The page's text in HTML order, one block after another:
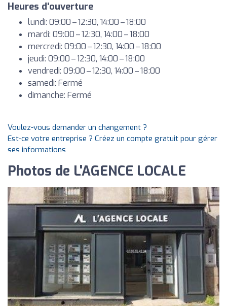
Heures d'ouverture
lundi: 09:00 – 12:30, 14:00 – 18:00
mardi: 09:00 – 12:30, 14:00 – 18:00
mercredi: 09:00 – 12:30, 14:00 – 18:00
jeudi: 09:00 – 12:30, 14:00 – 18:00
vendredi: 09:00 – 12:30, 14:00 – 18:00
samedi: Fermé
dimanche: Fermé
Voulez-vous demander un changement ?
Est-ce votre entreprise ? Créez un compte gratuit pour gérer
ses informations
Photos de L'AGENCE LOCALE